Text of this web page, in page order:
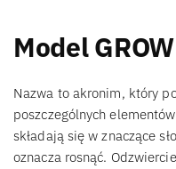
Model
Nazwa to akronim, który
poszczególnych
składają się w znaczące
oznacza rosnąć.